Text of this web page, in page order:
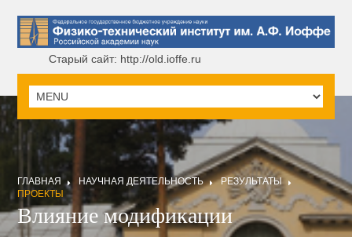
Старый сайт: http://old.ioffe.ru
ГЛАВНАЯ НАУЧНАЯ ДЕЯТЕЛЬНОСТЬ
РЕЗУЛЬТАТЫ
ПРОЕКТЫ
Влияние модификации